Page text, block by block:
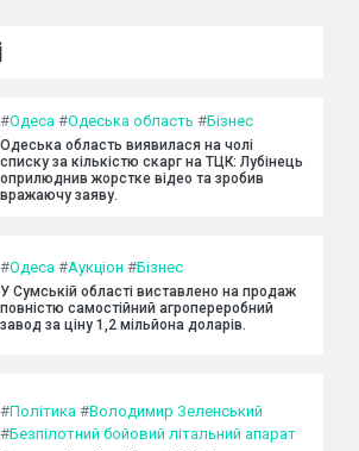
#Одеса #Одеська область #Бізнес
Одеська область виявилася на чолі
списку за кількістю скарг на ТЦК: Лубінець
оприлюднив жорстке відео та зробив
вражаючу заяву.
#Одеса #Аукціон #Бізнес
У Сумській області виставлено на продаж
повністю самостійний агропереробний
завод за ціну 1,2 мільйона доларів.
#Політика #Володимир Зеленський
#Безпілотний бойовий літальний апарат